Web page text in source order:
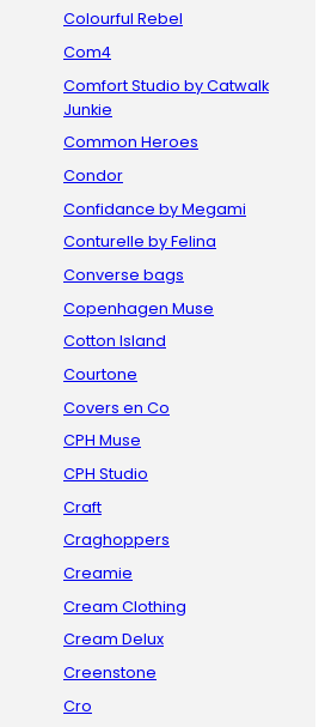
Colourful Rebel
Com4
Comfort Studio by Catwalk
Junkie
Common Heroes
Condor
Confidance by Megami
Conturelle by Felina
Converse bags
Copenhagen Muse
Cotton Island
Courtone
Covers en Co
CPH Muse
CPH Studio
Craft
Craghoppers
Creamie
Cream Clothing
Cream Delux
Creenstone
Cro